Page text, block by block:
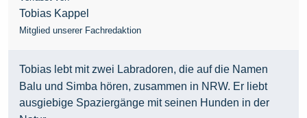
Tobias Kappel
Mitglied unserer Fachredaktion
Tobias lebt mit zwei Labradoren, die auf die Namen
Balu und Simba hören, zusammen in NRW. Er liebt
ausgiebige Spaziergänge mit seinen Hunden in der